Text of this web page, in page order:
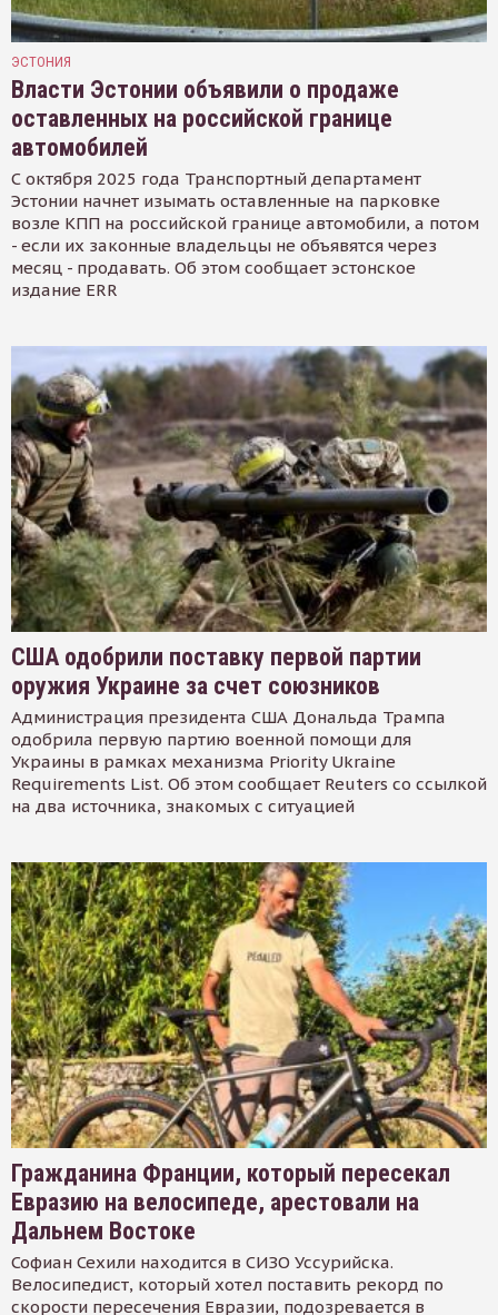
ЭСТОНИЯ
Власти Эстонии объявили о продаже
оставленных на российской границе
автомобилей
С октября 2025 года Транспортный департамент
Эстонии начнет изымать оставленные на парковке
возле КПП на российской границе автомобили, а потом
- если их законные владельцы не объявятся через
месяц - продавать. Об этом сообщает эстонское
издание ERR
США одобрили поставку первой партии
оружия Украине за счет союзников
Администрация президента США Дональда Трампа
одобрила первую партию военной помощи для
Украины в рамках механизма Priority Ukraine
Requirements List. Об этом сообщает Reuters со ссылкой
на два источника, знакомых с ситуацией
Гражданина Франции, который пересекал
Евразию на велосипеде, арестовали на
Дальнем Востоке
Софиан Сехили находится в СИЗО Уссурийска.
Велосипедист, который хотел поставить рекорд по
скорости пересечения Евразии, подозревается в